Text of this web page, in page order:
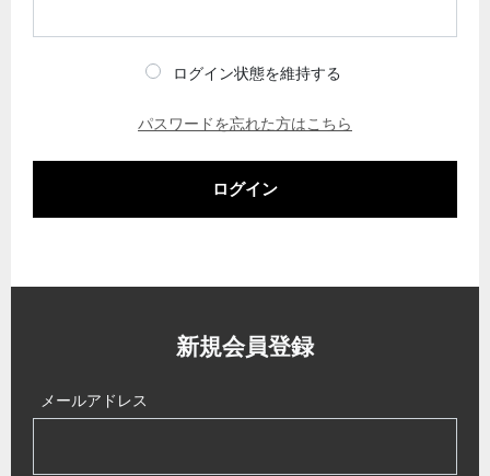
ログイン状態を維持する
パスワードを忘れた方はこちら
ログイン
新規会員登録
メールアドレス